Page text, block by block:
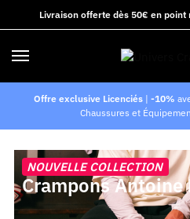
Livraison offerte dès 50€ en
Offre exclusive Licenciés | -10%
Chaussures et
NOUVELLE COLLECTION
Crampons Antoine